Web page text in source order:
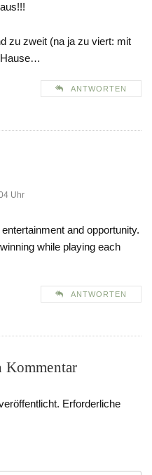
zu zweit (na ja zu viert: mit
Hause…
ANTWORTEN
Uhr
and opportunity.
while playing each
ANTWORTEN
Kommentar
Erforderliche